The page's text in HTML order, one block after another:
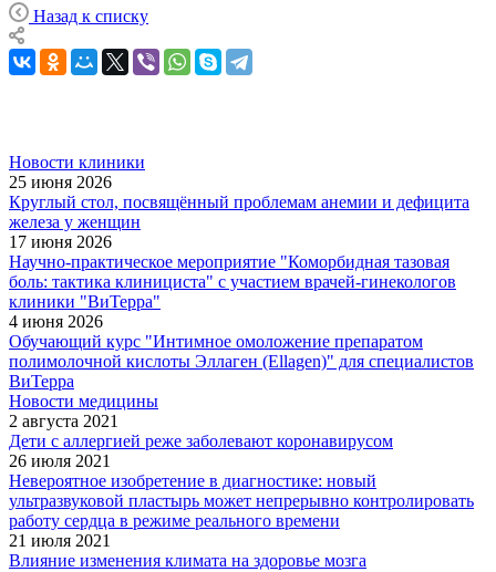
Назад к списку
Новости клиники
25 июня 2026
Круглый стол, посвящённый проблемам анемии и дефицита
железа у женщин
17 июня 2026
Научно-практическое мероприятие "Коморбидная тазовая
боль: тактика клинициста" с участием врачей-гинекологов
клиники "ВиТерра"
4 июня 2026
Обучающий курс "Интимное омоложение препаратом
полимолочной кислоты Эллаген (Ellagen)" для специалистов
ВиТерра
Новости медицины
2 августа 2021
Дети с аллергией реже заболевают коронавирусом
26 июля 2021
Невероятное изобретение в диагностике: новый
ультразвуковой пластырь может непрерывно контролировать
работу сердца в режиме реального времени
21 июля 2021
Влияние изменения климата на здоровье мозга